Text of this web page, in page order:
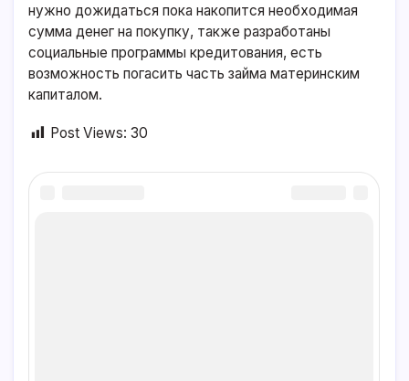
нужно дожидаться пока накопится необходимая
сумма денег на покупку, также разработаны
социальные программы кредитования, есть
возможность погасить часть займа материнским
капиталом.
Post Views: 30